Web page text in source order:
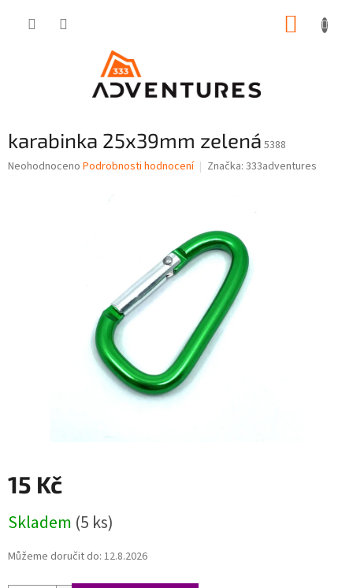
karabinka 25x39mm zelená 5388
Průměrné
Neohodnoceno Podrobnosti hodnocení Značka: 333adventures
15 Kč
cena:
Skladem (5 ks)
Můžeme doručit do: 12.8.2026